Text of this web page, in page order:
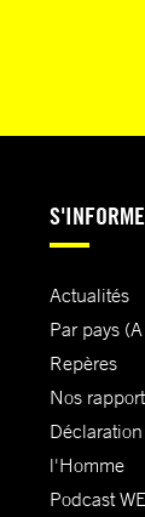
Actualités
Par pays
Repères
Nos
l'Homme
Podcast